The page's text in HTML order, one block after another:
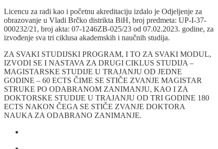
Licencu za radi kao i početnu akreditaciju izdalo je Odjeljenje za
obrazovanje u Vladi Brčko distrikta BiH, broj predmeta: UP-I-37-
000232/21, broj akta: 07-1246ZB-025/23 od 07.02.2023. godine, za
izvođenje sva tri ciklusa akademskih i naučnih studija.
ZA SVAKI STUDIJSKI PROGRAM, I TO ZA SVAKI MODUL,
IZVODI SE I NASTAVA ZA DRUGI CIKLUS STUDIJA –
MAGISTARSKE STUDIJE U TRAJANJU OD JEDNE
GODINE – 60 ECTS ČIME SE STIČE ZVANJE MAGISTAR
STRUKE PO ODABRANOM ZANIMANJU, KAO I ZA
DOKTORSKE STUDIJE U TRAJANJU OD TRI GODINE 180
ECTS NAKON ČEGA SE STIČE ZVANJE DOKTORA
NAUKA ZA ODABRANO ZANIMANJE.